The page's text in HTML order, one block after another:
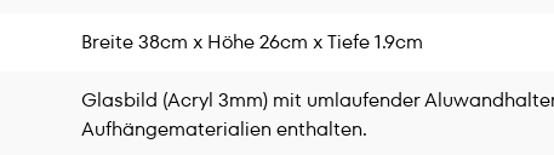
Breite 38cm x Höhe 26cm x Tiefe 1.9cm
Glasbild (Acryl 3mm) mit umlaufender
Aufhängematerialien enthalten.